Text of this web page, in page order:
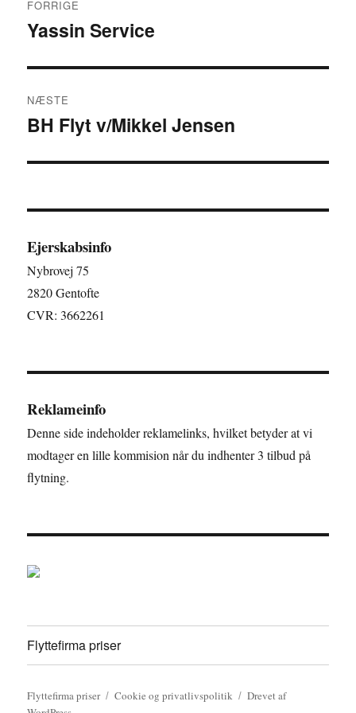
FORRIGE
Forrige
Yassin Service
NÆSTE
Næste
BH Flyt v/Mikkel Jensen
Ejerskabsinfo
Nybrovej 75
2820 Gentofte
CVR: 3662261
Reklameinfo
Denne side indeholder reklamelinks, hvilket betyder at vi
modtager en lille kommision når du indhenter 3 tilbud på
flytning.
Flyttefirma priser
Flyttefirma priser Cookie og privatlivspolitik
Drevet af